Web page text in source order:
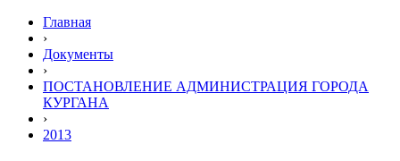
Главная
›
Документы
›
ПОСТАНОВЛЕНИЕ АДМИНИСТРАЦИЯ ГОРОДА
КУРГАНА
›
2013